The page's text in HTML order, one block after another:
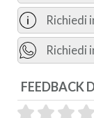
Richiedi
Richiedi
FEEDBACK